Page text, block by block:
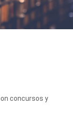
concursos y